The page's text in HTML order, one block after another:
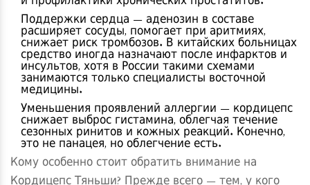
Поддержки сердца — аденозин в составе
расширяет сосуды, помогает при аритмиях,
снижает риск тромбозов. В китайских больницах
средство иногда назначают после инфарктов и
инсультов, хотя в России такими схемами
занимаются только специалисты восточной
медицины.
Уменьшения проявлений аллергии — кордицепс
снижает выброс гистамина, облегчая течение
сезонных ринитов и кожных реакций. Конечно,
это не панацея, но облегчение есть.
Кому особенно стоит обратить внимание на